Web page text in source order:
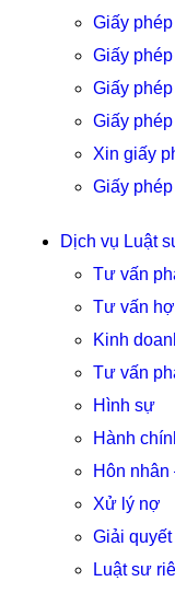
Giấy
Giấy
Giấy
Giấy
Xin giấy
Giấy
Dịch vụ Luật
Tư vấn
Tư vấn
Kinh
Tư vấn
Hình sự
Hành
Hôn nhân
Xử lý nợ
Giải
Luật sư